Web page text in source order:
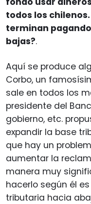
todos los
terminan
bajas?.
Aquí se produce
Corbo, un
sale en todos los
presidente del
gobierno, etc.
expandir la base
que hay un
aumentar la
manera muy
hacerlo según él
tributaria hacia